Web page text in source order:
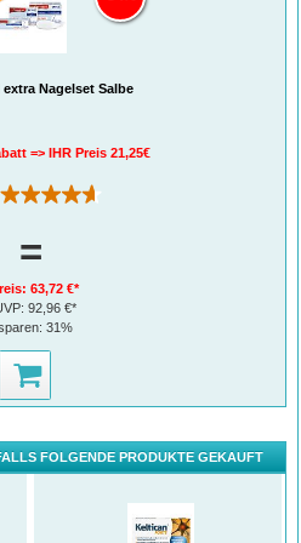
Chance auf eine vollständige Heilung zu
extra Nagelset Salbe
=> IHR Preis 21,25€
(55)
=
63,72 €*
92,96 €*
31%
FOLGENDE PRODUKTE GEKAUFT